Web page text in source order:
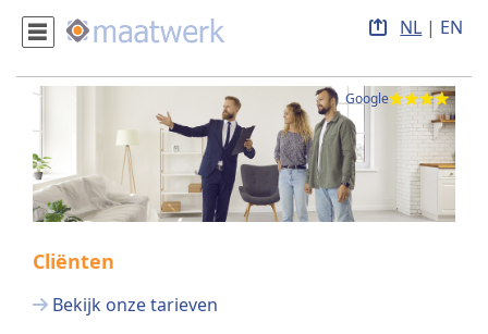
NL | EN
Google
Cliënten
Bekijk onze tarieven